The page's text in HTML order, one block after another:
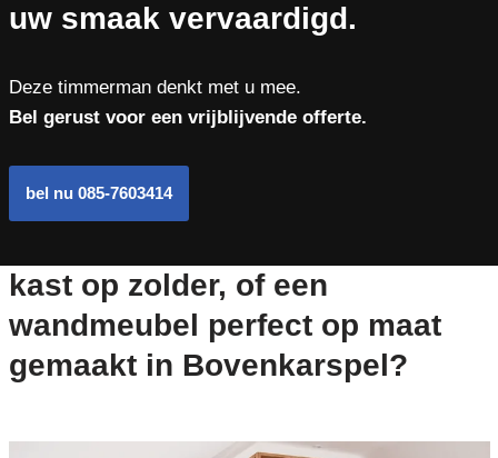
uw smaak vervaardigd.
Deze timmerman denkt met u mee.
Bel gerust voor een vrijblijvende offerte.
bel nu 085-7603414
kast op zolder, of een
wandmeubel perfect op maat
gemaakt in Bovenkarspel?